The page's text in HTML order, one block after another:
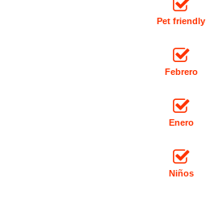
Pet friendly
Febrero
Enero
Niños